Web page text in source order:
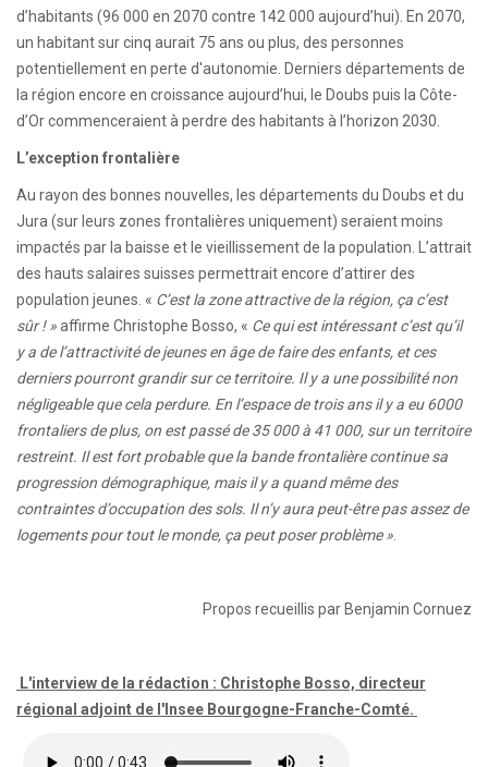
d’habitants (96 000 en 2070 contre 142 000 aujourd’hui). En 2070,
un habitant sur cinq aurait 75 ans ou plus, des personnes
potentiellement en perte d'autonomie. Derniers départements de
la région encore en croissance aujourd’hui, le Doubs puis la Côte-
d’Or commenceraient à perdre des habitants à l’horizon 2030.
L’exception frontalière
Au rayon des bonnes nouvelles, les départements du Doubs et du
Jura (sur leurs zones frontalières uniquement) seraient moins
impactés par la baisse et le vieillissement de la population. L’attrait
des hauts salaires suisses permettrait encore d’attirer des
population jeunes. « C’est la zone attractive de la région, ça c’est
sûr ! »affirme Christophe Bosso, « Ce qui est intéressant c’est qu’il
y a de l’attractivité de jeunes en âge de faire des enfants, et ces
derniers pourront grandir sur ce territoire. Il y a une possibilité non
négligeable que cela perdure. En l’espace de trois ans il y a eu 6000
frontaliers de plus, on est passé de 35 000 à 41 000, sur un territoire
restreint. Il est fort probable que la bande frontalière continue sa
progression démographique, mais il y a quand même des
contraintes d’occupation des sols. Il n’y aura peut-être pas assez de
logements pour tout le monde, ça peut poser problème »
Propos recueillis par Benjamin Cornuez
L'interview de la rédaction : Christophe Bosso, directeur
régional adjoint de l'Insee Bourgogne-Franche-Comté.